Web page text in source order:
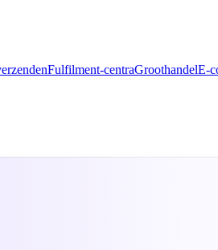
Fulfilment-centraGroothandelE-